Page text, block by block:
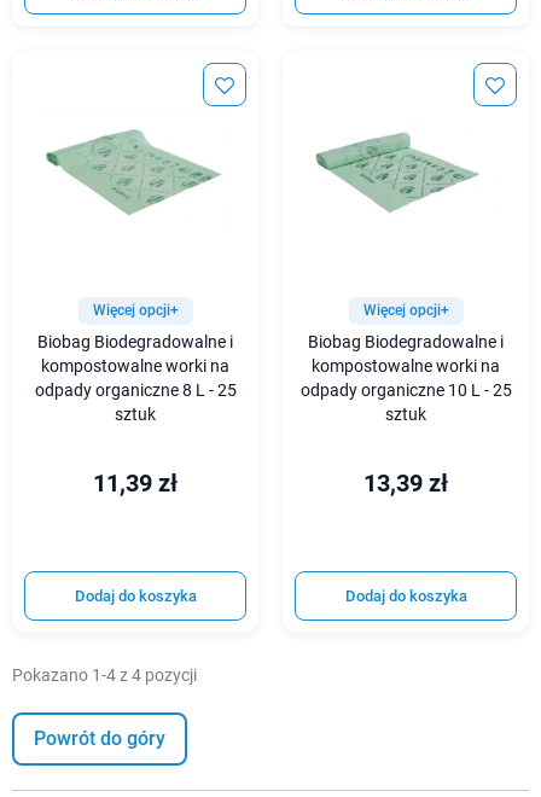
Więcej opcji+
Biobag Biodegradowalne i
kompostowalne worki na
odpady organiczne 8 L - 25
sztuk
11,39 zł
Dodaj do koszyka
Więcej opcji+
Biobag Biodegradowalne i
kompostowalne worki na
odpady organiczne 10 L - 25
sztuk
13,39 zł
Dodaj do koszyka
Pokazano 1-4 z 4 pozycji
Powrót do góry